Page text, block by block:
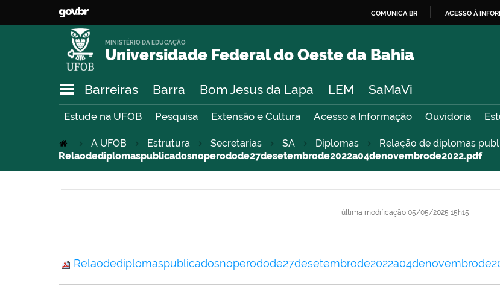
O
COMUNICA BR ACESSO À
Universidade Federal do Oeste da Bahia
MINISTÉRIO DA EDUCAÇÃO
Barreiras Barra Bom Jesus da Lapa LEM SaMaVi
Estude na UFOB Pesquisa Extensão e Cultura Acesso à Informação Ouvidoria
A UFOB Estrutura Secretarias SA Diplomas
Relação de diplomas
Relaodediplomaspublicadosnoperodode27desetembrode2022a04denovembrode2022.pdf
última modificação 05/05/2025 15h15